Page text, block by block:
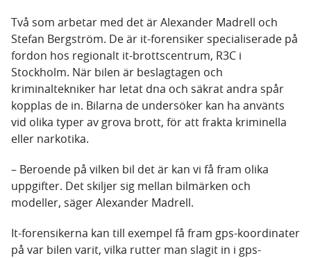
Två som arbetar med det är Alexander Madrell och
Stefan Bergström. De är it-forensiker specialiserade på
fordon hos regionalt it-brottscentrum, R3C i
Stockholm. När bilen är beslagtagen och
kriminaltekniker har letat dna och säkrat andra spår
kopplas de in. Bilarna de undersöker kan ha använts
vid olika typer av grova brott, för att frakta kriminella
eller narkotika.
– Beroende på vilken bil det är kan vi få fram olika
uppgifter. Det skiljer sig mellan bilmärken och
modeller, säger Alexander Madrell.
It-forensikerna kan till exempel få fram gps-koordinater
på var bilen varit, vilka rutter man slagit in i gps-